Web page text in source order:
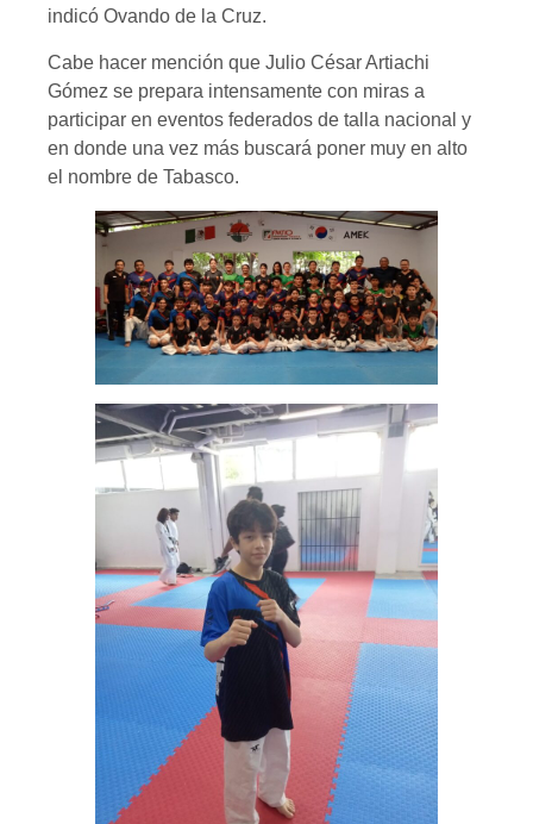
indicó Ovando de la Cruz.
Cabe hacer mención que Julio César Artiachi
Gómez se prepara intensamente con miras a
participar en eventos federados de talla nacional y
en donde una vez más buscará poner muy en alto
el nombre de Tabasco.